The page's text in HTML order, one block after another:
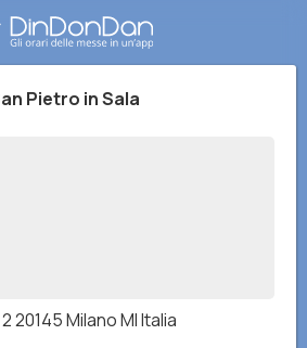
Pietro in Sala
20145 Milano MI Italia